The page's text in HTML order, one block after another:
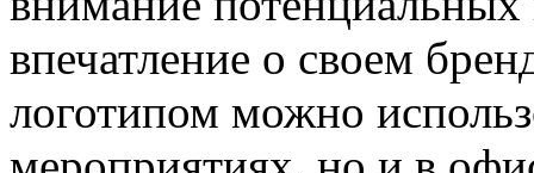
впечатление о своем
логотипом можно